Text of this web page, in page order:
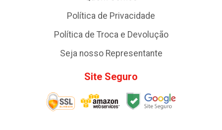
Política de Privacidade
Política de Troca e Devolução
Seja nosso Representante
Site Seguro